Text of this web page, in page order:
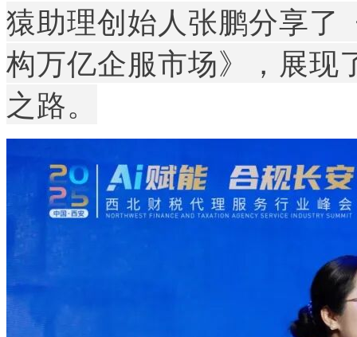
猿助理创始人张鹏分享
构万亿企服市场》，展现
之路。